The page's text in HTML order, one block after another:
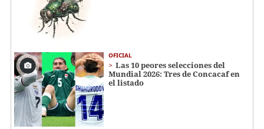
OFICIAL
Las 10 peores selecciones del
Mundial 2026: Tres de Concacaf en
el listado